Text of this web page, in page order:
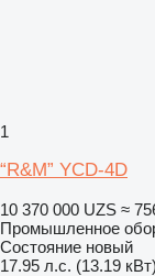
1
“R&M” YCD-4D
10 370 000 UZS ≈
Промышленное
Состояние новый
17.95 л.с. (13.19 кВт)